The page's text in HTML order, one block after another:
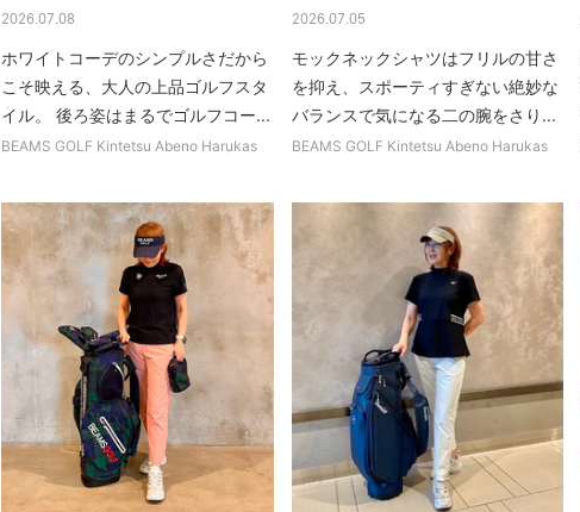
2026.07.08
ホワイトコーデのシンプルさだから
こそ映える、大人の上品ゴルフスタ
イル。 後ろ姿はまるでゴルフコー...
BEAMS GOLF Kintetsu Abeno Harukas
2026.07.05
モックネックシャツはフリルの甘さ
を抑え、スポーティすぎない絶妙な
バランスで気になる二の腕をさり...
BEAMS GOLF Kintetsu Abeno Harukas